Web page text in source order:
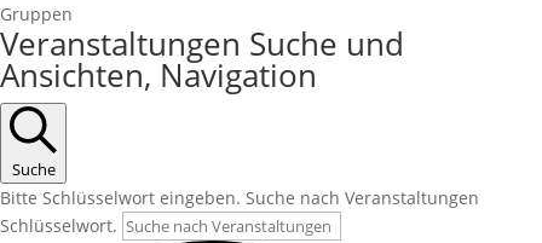
Gruppen
Veranstaltungen
Veranstaltungen Suche und
Ansichten, Navigation
Suche
Bitte Schlüsselwort eingeben. Suche nach Veranstaltungen
Schlüsselwort.